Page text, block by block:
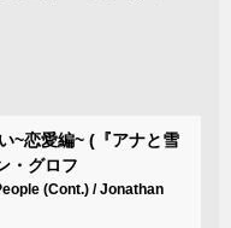
~恋愛編~ (『アナと雪
・グロフ
(Cont.) / Jonathan